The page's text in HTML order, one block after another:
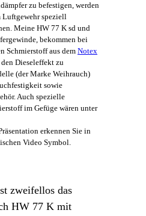
zu befestigen, werden
Luftgewehr speziell
Meine HW 77 K sd und
bekommen bei
Schmierstoff aus dem Notex
Dieseleffekt zu
(der Marke Weihrauch)
sowie
Auch spezielle
im Gefüge wären unter
erkennen Sie in
Video Symbol.
zweifellos das
HW 77 K mit